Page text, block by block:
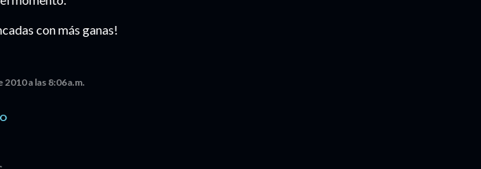
con más ganas!
a las 8:06 a.m.